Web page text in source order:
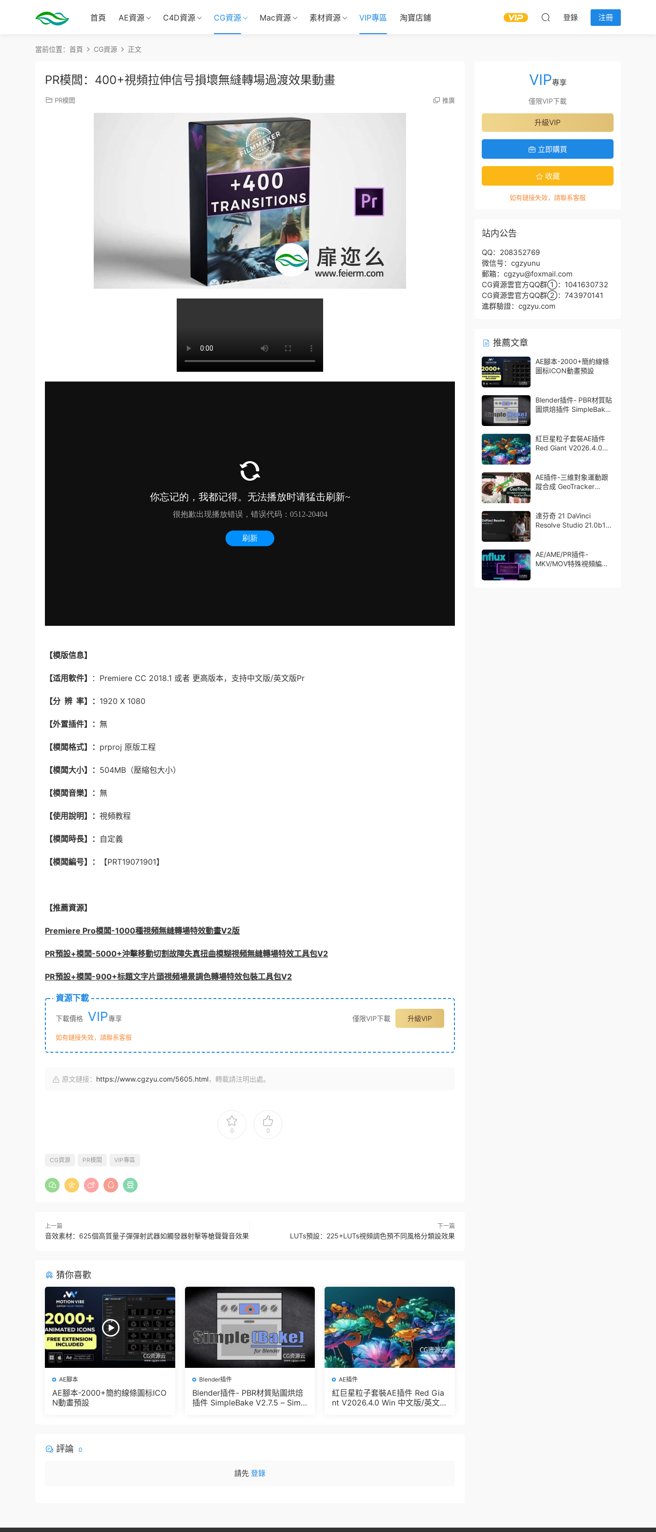
首頁 AE資源 C4D資源 CG資源 Mac資源 素材資源 VIP專區 淘寶店鋪 登錄 注冊
當前位置： 首頁 CG資源 正文
PR模闆：400+視頻拉伸信号損壞無縫轉場過渡效果動畫
PR模闆 推廣
【模版信息】
【适用軟件】 ：Premiere CC 2018.1 或者 更高版本，支持中文版/英文版Pr
【分 辨 率】： 1920 X 1080
【外置插件】： 無
【模闆格式】： prproj 原版工程
【模闆大小】： 504MB（壓縮包大小）
【模闆音樂】： 無
【使用說明】： 視頻教程
【模闆時長】： 自定義
【模闆編号】： 【PRT19071901】
【推薦資源】
Premiere Pro模闆-1000種視頻無縫轉場特效動畫V2版
PR預設+模闆-5000+沖擊移動切割故障失真扭曲模糊視頻無縫轉場特效工具包V2
PR預設+模闆-900+标題文字片頭視頻場景調色轉場特效包裝工具包V2
資源下載
下載價格 VIP專享 僅限VIP下載 升級VIP
如有鏈接失效，請聯系客服
原文鏈接： https://www.cgzyu.com/5605.html，轉載請注明出處。
0 0
CG資源 PR模闆 VIP專區
上一篇
音效素材：625個高質量子彈彈射武器如觸發器射擊等槍聲聲音效果
下一篇
LUTs預設：225+LUTs視頻調色預不同風格分類設效果
猜你喜歡
AE腳本
AE腳本-2000+簡約線條圖标ICO
N動畫預設
Blender插件
Blender插件- PBR材質貼圖烘焙
插件 SimpleBake V2.7.5 – Simpl
AE插件
紅巨星粒子套裝AE插件 Red Gia
nt V2026.4.0 Win 中文版/英文
評論 0
請先 登錄
VIP專享
僅限VIP下載
升級VIP
立即購買
收藏
如有鏈接失效，請聯系客服
站内公告
QQ：208352769
微信号：cgzyunu
郵箱：cgzyu@foxmail.com
CG資源雲官方QQ群①：1041630732
CG資源雲官方QQ群②：743970141
進群驗證：cgzyu.com
推薦文章
AE腳本-2000+簡約線條
圖标ICON動畫預設
Blender插件- PBR材質貼
圖烘焙插件 SimpleBake
紅巨星粒子套裝AE插件
Red Giant V2026.4.0
Bullet + VFX Suit
AE插件-三維對象運動跟
蹤合成 GeoTracker
達芬奇 21 DaVinci
Resolve Studio 21.0b1
AE/AME/PR插件-
MKV/MOV特殊視頻編碼